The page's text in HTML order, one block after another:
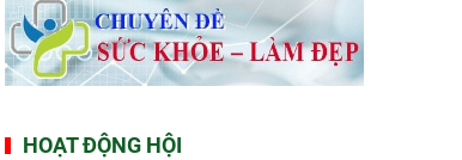
HOẠT ĐỘNG HỘI